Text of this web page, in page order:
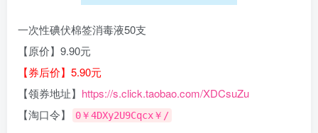
一次性碘伏棉签消毒液50支
【原价】9.90元
【券后价】5.90元
【领券地址】 https://s.click.taobao.com/XDCsuZu
【淘口令】
0￥4DXy2U9Cqcx￥/